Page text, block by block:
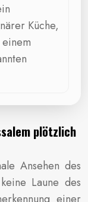
Küche,
plötzlich
Ansehen des
Laune des
einer